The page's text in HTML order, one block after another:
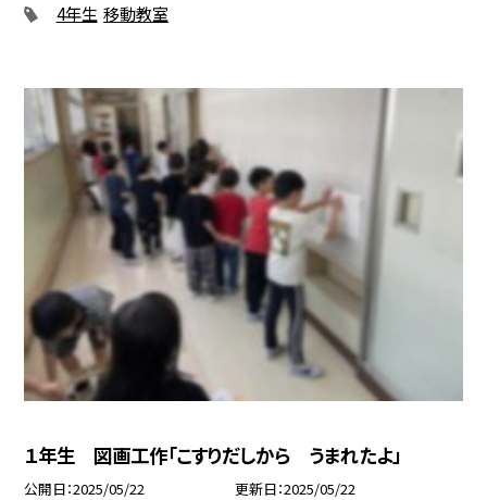
4年生 移動教室
１年生 図画工作「こすりだしから うまれたよ」
公開日 2025/05/22 更新日 2025/05/22